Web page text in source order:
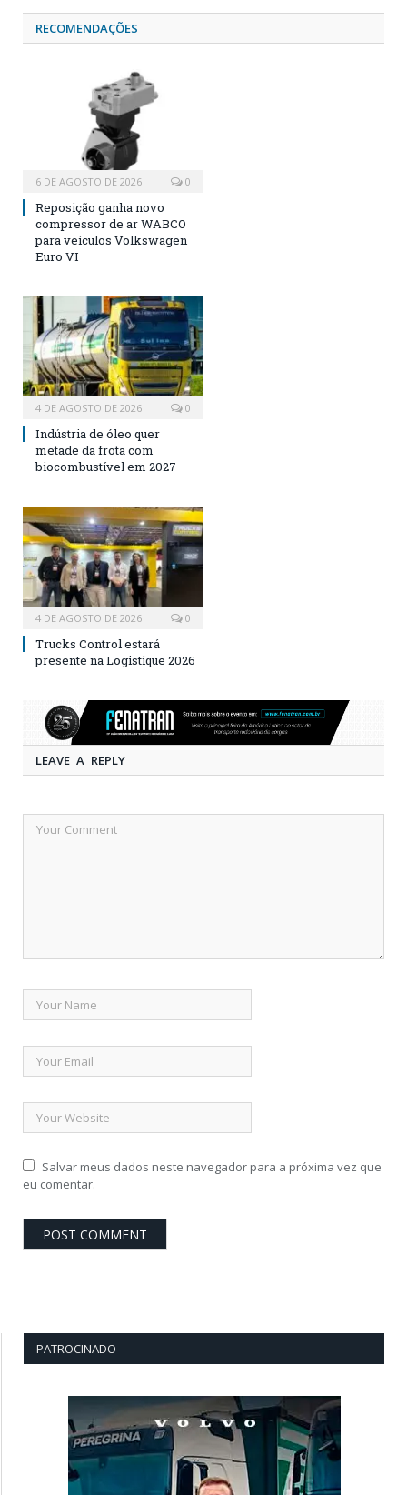
RECOMENDAÇÕES
6 DE AGOSTO DE 2026 0
Reposição ganha novo
compressor de ar WABCO
para veículos Volkswagen
Euro VI
4 DE AGOSTO DE 2026 0
Indústria de óleo quer
metade da frota com
biocombustível em 2027
4 DE AGOSTO DE 2026 0
Trucks Control estará
presente na Logistique 2026
LEAVE A REPLY
Salvar meus dados neste navegador para a próxima vez que
eu comentar.
PATROCINADO